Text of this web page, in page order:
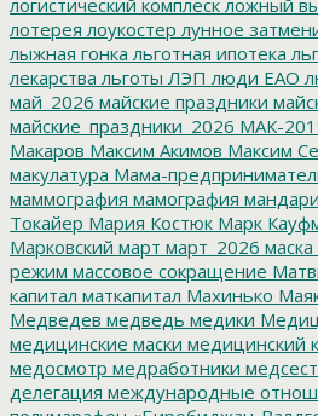
лотерея лоукостер лунное
лыжная гонка льготная ипотека
лекарства льготы ЛЭП люди ЕАО
май_2026 майские праздники
майские_праздники_2026 МАК-
Макаров Максим Акимов Максим
макулатура Мама-
маммография мамография
Токайер Мария Костюк Марк
Марковский март март_2026 маска
режим массовое сокращение
капитал маткапитал Махинько
Медведев медведь медики
медицинские маски медицинский
медосмотр медработники
делегация международные